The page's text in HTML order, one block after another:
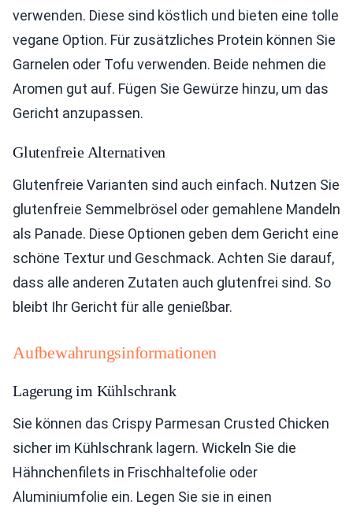
verwenden. Diese sind köstlich und bieten eine tolle
vegane Option. Für zusätzliches Protein können Sie
Garnelen oder Tofu verwenden. Beide nehmen die
Aromen gut auf. Fügen Sie Gewürze hinzu, um das
Gericht anzupassen.
Glutenfreie Alternativen
Glutenfreie Varianten sind auch einfach. Nutzen Sie
glutenfreie Semmelbrösel oder gemahlene Mandeln
als Panade. Diese Optionen geben dem Gericht eine
schöne Textur und Geschmack. Achten Sie darauf,
dass alle anderen Zutaten auch glutenfrei sind. So
bleibt Ihr Gericht für alle genießbar.
Aufbewahrungsinformationen
Lagerung im Kühlschrank
Sie können das Crispy Parmesan Crusted Chicken
sicher im Kühlschrank lagern. Wickeln Sie die
Hähnchenfilets in Frischhaltefolie oder
Aluminiumfolie ein. Legen Sie sie in einen